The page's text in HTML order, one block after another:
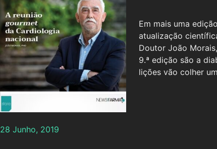
28 Junho, 2019
Em mais uma
atualização
Doutor João
9.ª edição são a
lições vão colher